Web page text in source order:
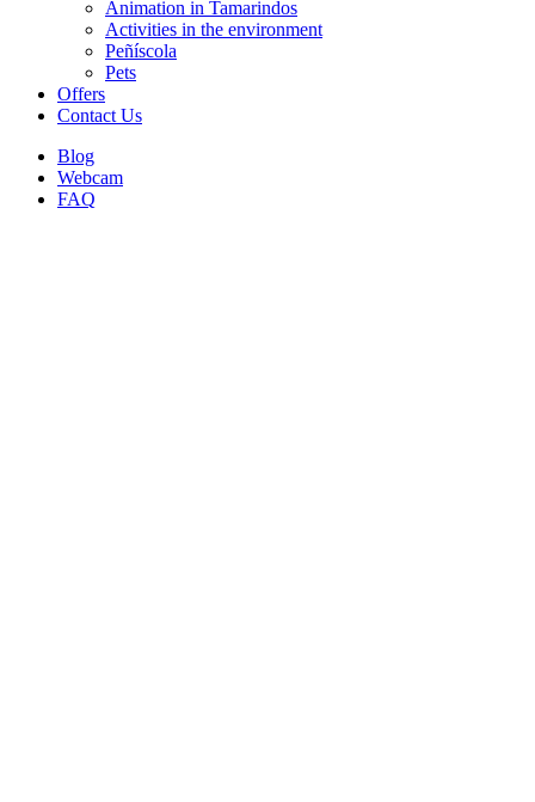
Animation in Tamarindos
Activities in the environment
Peñíscola
Pets
Offers
Contact Us
Blog
Webcam
FAQ